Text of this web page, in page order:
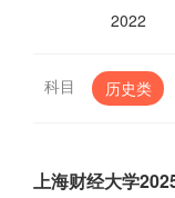
2022
科目 历史类
上海财经大学